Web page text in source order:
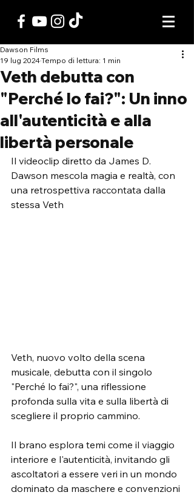
Veth debutta con
"Perché lo fai?": Un inno
all'autenticità e alla
libertà personale
Dawson Films
19 lug 2024Tempo di lettura: 1 min
Il videoclip diretto da James D.
Dawson mescola magia e realtà, con
una retrospettiva raccontata dalla
stessa Veth
Veth, nuovo volto della scena
musicale, debutta con il singolo
"Perché lo fai?", una riflessione
profonda sulla vita e sulla libertà di
scegliere il proprio cammino.
Il brano esplora temi come il viaggio
interiore e l'autenticità, invitando gli
ascoltatori a essere veri in un mondo
dominato da maschere e convenzioni